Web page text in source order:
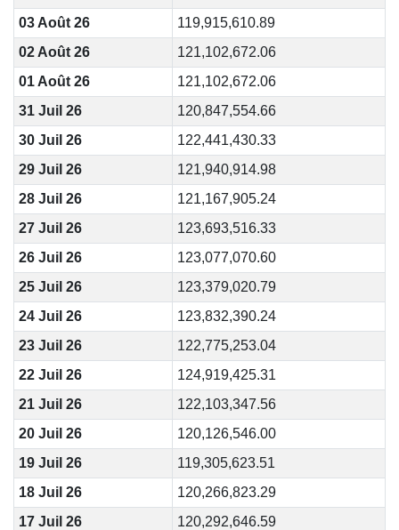
03 Août 26
119,915,610.89
02 Août 26
121,102,672.06
01 Août 26
121,102,672.06
31 Juil 26
120,847,554.66
30 Juil 26
122,441,430.33
29 Juil 26
121,940,914.98
28 Juil 26
121,167,905.24
27 Juil 26
123,693,516.33
26 Juil 26
123,077,070.60
25 Juil 26
123,379,020.79
24 Juil 26
123,832,390.24
23 Juil 26
122,775,253.04
22 Juil 26
124,919,425.31
21 Juil 26
122,103,347.56
20 Juil 26
120,126,546.00
19 Juil 26
119,305,623.51
18 Juil 26
120,266,823.29
17 Juil 26
120,292,646.59